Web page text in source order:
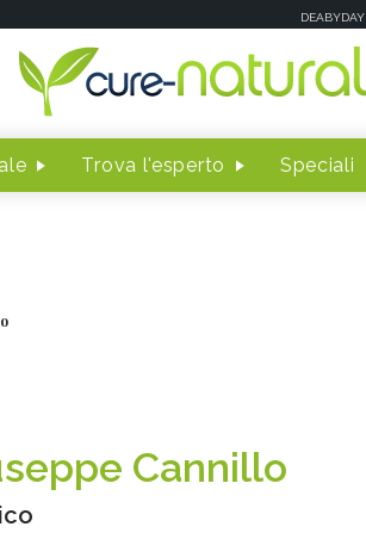
DEABYDAY
Trova l'esperto Speciali
Cannillo